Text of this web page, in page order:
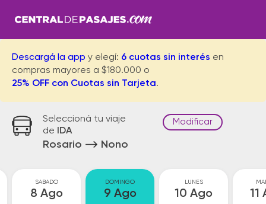
Descargá la app y elegí: 6 cuotas sin interés en
compras mayores a $180.000 o
25% OFF con Cuotas sin Tarjeta.
Seleccioná tu viaje
de
IDA
Rosario Nono
Modificar
SABADO
8 Ago
DOMINGO
9 Ago
LUNES
10 Ago 11